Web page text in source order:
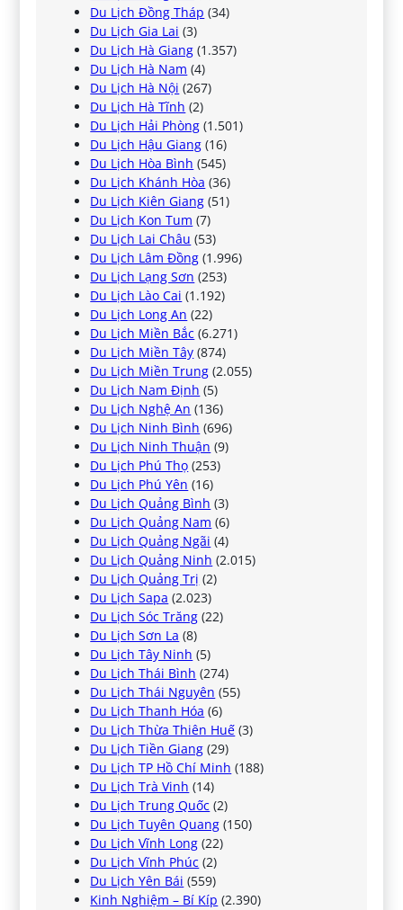
Du Lịch Đồng Tháp (34)
Du Lịch Gia Lai (3)
Du Lịch Hà Giang (1.357)
Du Lịch Hà Nam (4)
Du Lịch Hà Nội (267)
Du Lịch Hà Tĩnh (2)
Du Lịch Hải Phòng (1.501)
Du Lịch Hậu Giang (16)
Du Lịch Hòa Bình (545)
Du Lịch Khánh Hòa (36)
Du Lịch Kiên Giang (51)
Du Lịch Kon Tum (7)
Du Lịch Lai Châu (53)
Du Lịch Lâm Đồng (1.996)
Du Lịch Lạng Sơn (253)
Du Lịch Lào Cai (1.192)
Du Lịch Long An (22)
Du Lịch Miền Bắc (6.271)
Du Lịch Miền Tây (874)
Du Lịch Miền Trung (2.055)
Du Lịch Nam Định (5)
Du Lịch Nghệ An (136)
Du Lịch Ninh Bình (696)
Du Lịch Ninh Thuận (9)
Du Lịch Phú Thọ (253)
Du Lịch Phú Yên (16)
Du Lịch Quảng Bình (3)
Du Lịch Quảng Nam (6)
Du Lịch Quảng Ngãi (4)
Du Lịch Quảng Ninh (2.015)
Du Lịch Quảng Trị (2)
Du Lịch Sapa (2.023)
Du Lịch Sóc Trăng (22)
Du Lịch Sơn La (8)
Du Lịch Tây Ninh (5)
Du Lịch Thái Bình (274)
Du Lịch Thái Nguyên (55)
Du Lịch Thanh Hóa (6)
Du Lịch Thừa Thiên Huế (3)
Du Lịch Tiền Giang (29)
Du Lịch TP Hồ Chí Minh (188)
Du Lịch Trà Vinh (14)
Du Lịch Trung Quốc (2)
Du Lịch Tuyên Quang (150)
Du Lịch Vĩnh Long (22)
Du Lịch Vĩnh Phúc (2)
Du Lịch Yên Bái (559)
Kinh Nghiệm – Bí Kíp (2.390)